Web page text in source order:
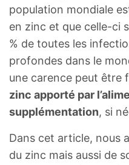
population mondiale
en zinc et que celle-ci
% de toutes les
profondes dans le
une carence peut être
zinc apporté par
supplémentation, si
Dans cet article, nous
du zinc mais aussi de